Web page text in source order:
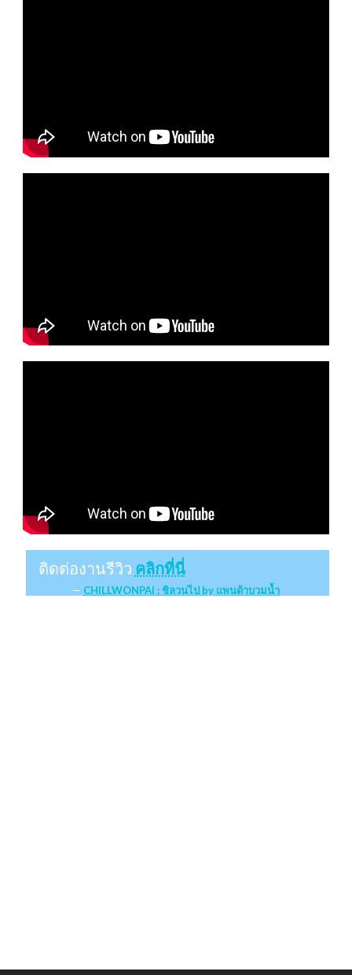
ติดต่องานรีวิว คลิกที่นี่
CHILLWONPAI : ชิลวนไป by แพนด้าบวมน้ำ